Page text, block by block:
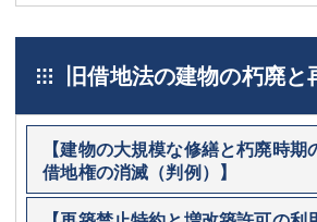
旧借地法の建物の朽廃と
【建物の大規模な修繕と朽廃時期
借地権の消滅（判例）】